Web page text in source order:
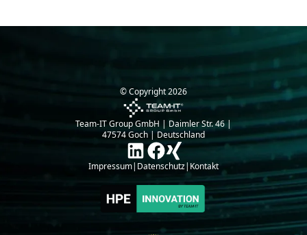
© Copyright2026
Team-IT Group GmbH | Daimler Str. 46 |
47574 Goch | Deutschland
Impressum| Datenschutz| Kontakt